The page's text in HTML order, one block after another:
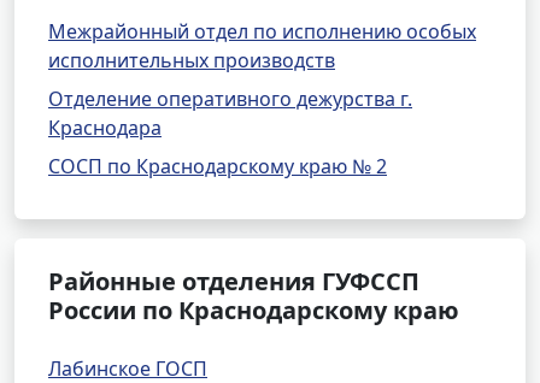
Межрайонный отдел по исполнению особых
исполнительных производств
Отделение оперативного дежурства г.
Краснодара
СОСП по Краснодарскому краю № 2
Районные отделения ГУФССП
России по Краснодарскому краю
Лабинское ГОСП